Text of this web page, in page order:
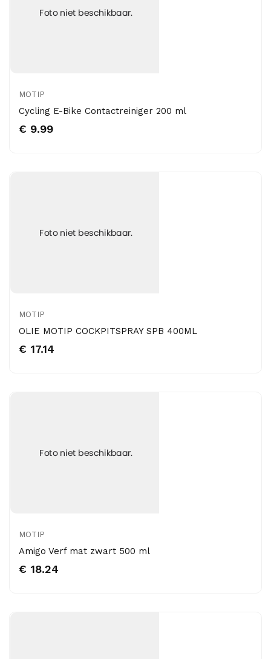
MOTIP
Cycling E-Bike Contactreiniger 200 ml
€ 9.99
MOTIP
OLIE MOTIP COCKPITSPRAY SPB 400ML
€ 17.14
MOTIP
Amigo Verf mat zwart 500 ml
€ 18.24